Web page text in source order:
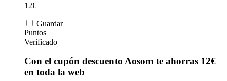
12€
Guardar
Puntos
Verificado
Con el cupón descuento Aosom te ahorras 12€
en toda la web